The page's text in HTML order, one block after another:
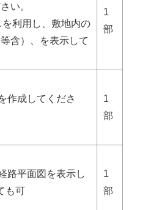
い。
利用し、敷地内の
含）、を表示して
1
部
作成してくださ
1
部
路平面図を表示し
も可
1
部